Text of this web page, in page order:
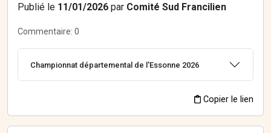
Publié le 11/01/2026 par Comité Sud Francilien
Commentaire: 0
Championnat départemental de l'Essonne 2026
Copier le lien